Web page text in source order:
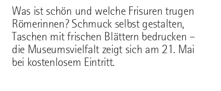
Was ist schön und welche Frisuren trugen
Römerinnen? Schmuck selbst gestalten,
Taschen mit frischen Blättern bedrucken –
die Museumsvielfalt zeigt sich am 21. Mai
bei kostenlosem Eintritt.